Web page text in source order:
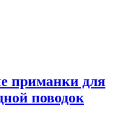
приманки для
поводок